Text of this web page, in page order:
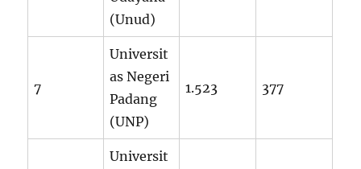
(Unud)
7
Universit
as Negeri
Padang
(UNP)
1.523 377
Universit